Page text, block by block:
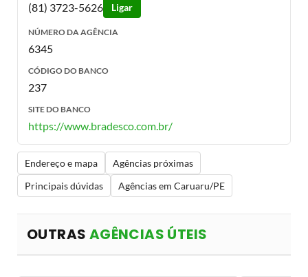
(81) 3723-5626 Ligar
NÚMERO DA AGÊNCIA
6345
CÓDIGO DO BANCO
237
SITE DO BANCO
https://www.bradesco.com.br/
Endereço e mapa
Agências próximas
Principais dúvidas
Agências em Caruaru/PE
OUTRAS AGÊNCIAS ÚTEIS